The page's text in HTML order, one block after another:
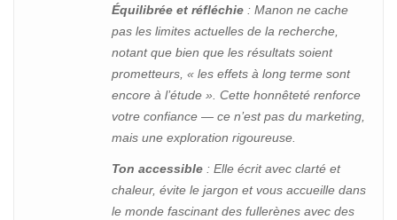
Équilibrée et réfléchie : Manon ne cache
pas les limites actuelles de la recherche,
notant que bien que les résultats soient
prometteurs, « les effets à long terme sont
encore à l’étude ». Cette honnêteté renforce
votre confiance — ce n’est pas du marketing,
mais une exploration rigoureuse.
Ton accessible : Elle écrit avec clarté et
chaleur, évite le jargon et vous accueille dans
le monde fascinant des fullerènes avec des